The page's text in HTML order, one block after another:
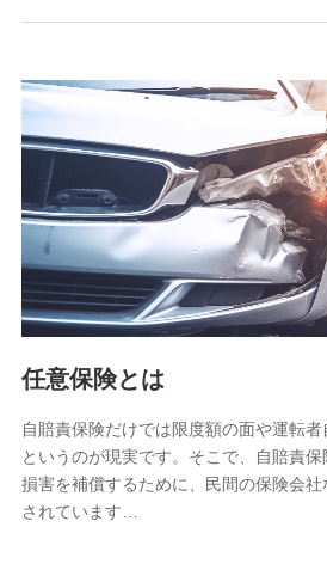
【共同して利用される利用データの
当社又は株式会社NTTドコモがサービ
した、以下の情報などの個人データ
基本情報
氏名、電話番号、メールアドレス
属性、連絡先、dポイントサービス
報。例として、dポイントカード
構成、住所、dポイント残高、dポ
含まれます。
当社又は株式会社NTTドコモが提
又は株式会社NTTドコモが提供す
約状態・ご利用履歴インターネッ
る情報、アプリケーション利用時
購入されたサービスや商品の名称
する情報、アンケートの回答に関
任意保険とは
自賠責保険だけでは限度額の面や運転
というのが現実です。そこで、自賠責
損害を補償するために、民間の保険会
されています…